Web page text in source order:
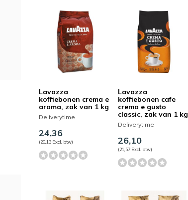
Lavazza
koffiebonen crema e
aroma, zak van 1 kg
Deliverytime
24,36
(20,13 Excl. btw)
Lavazza
koffiebonen cafe
crema e gusto
classic, zak van 1 kg
Deliverytime
26,10
(21,57 Excl. btw)